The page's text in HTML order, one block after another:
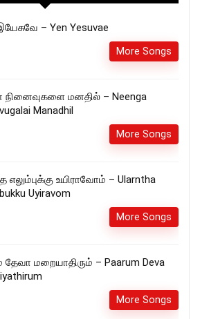
– Yen Yesuvae
More Songs
நினைவுகளை மனதில் – Neenga
Manadhil
More Songs
எலும்புக்கு உயிராவோம் – Ularntha
Uyiravom
More Songs
தேவா மறையாதிரும் – Paarum Deva
More Songs